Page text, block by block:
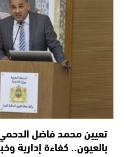
تعيين محمد فاضل
بالعيون.. كفاءة إدارية